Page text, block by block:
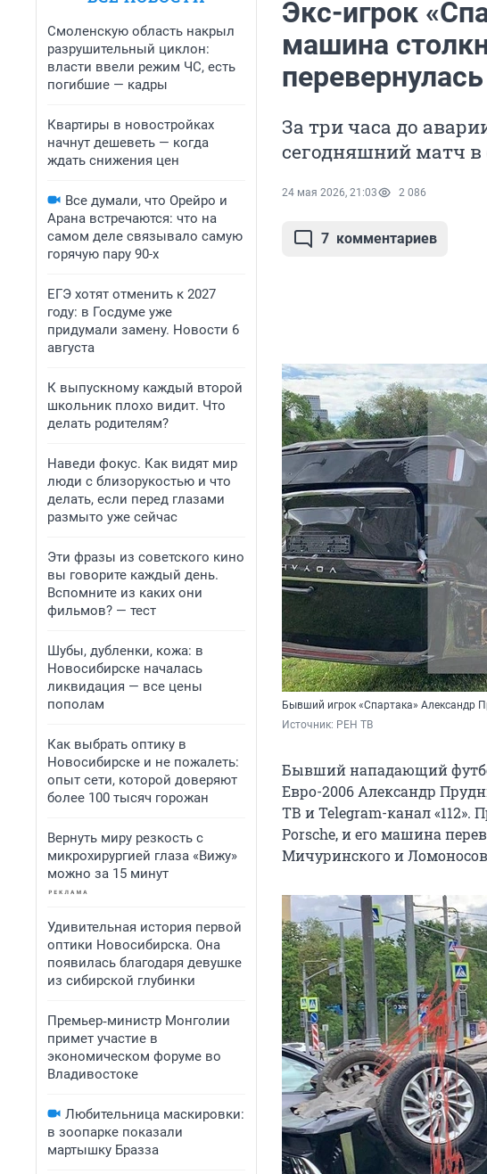
Смоленскую область накрыл
разрушительный циклон:
власти ввели режим ЧС, есть
погибшие — кадры
Квартиры в новостройках
начнут дешеветь — когда
ждать снижения цен
Все думали, что Орейро и
Арана встречаются: что на
самом деле связывало самую
горячую пару 90-х
ЕГЭ хотят отменить к 2027
году: в Госдуме уже
придумали замену. Новости 6
августа
К выпускному каждый второй
школьник плохо видит. Что
делать родителям?
Наведи фокус. Как видят мир
люди с близорукостью и что
делать, если перед глазами
размыто уже сейчас
Эти фразы из советского кино
вы говорите каждый день.
Вспомните из каких они
фильмов? — тест
Шубы, дубленки, кожа: в
Новосибирске началась
ликвидация — все цены
пополам
Как выбрать оптику в
Новосибирске и не пожалеть:
опыт сети, которой доверяют
более 100 тысяч горожан
Вернуть миру резкость с
микрохирургией глаза «Вижу»
можно за 15 минут
Удивительная история первой
оптики Новосибирска. Она
появилась благодаря девушке
из сибирской глубинки
Премьер‑министр Монголии
примет участие в
экономическом форуме во
Владивостоке
Любительница маскировки:
в зоопарке показали
мартышку Бразза
Экс-игрок
машина
перевернулась
За три часа до
сегодняшний матч в
24 мая 2026, 21:03 2 086
7 комментариев
Бывший игрок «Спартака» Александр
Источник: РЕН ТВ
Бывший нападающий
Евро-2006 Александр
ТВ и Telegram-канал «112».
Porsche, и его машина
Мичуринского и